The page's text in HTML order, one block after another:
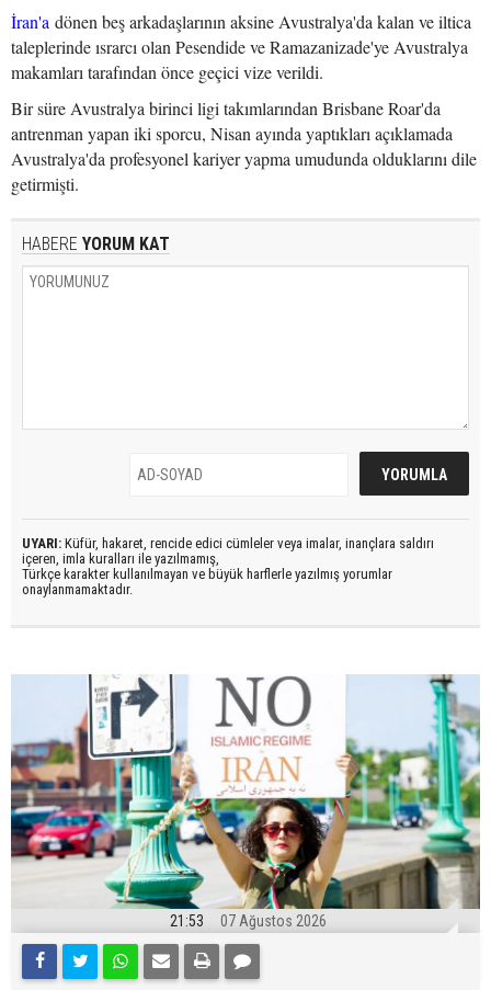
İran'a dönen beş arkadaşlarının aksine Avustralya'da kalan ve iltica
taleplerinde ısrarcı olan Pesendide ve Ramazanizade'ye Avustralya
makamları tarafından önce geçici vize verildi.
Bir süre Avustralya birinci ligi takımlarından Brisbane Roar'da
antrenman yapan iki sporcu, Nisan ayında yaptıkları açıklamada
Avustralya'da profesyonel kariyer yapma umudunda olduklarını dile
getirmişti.
HABERE YORUM KAT
UYARI: Küfür, hakaret, rencide edici cümleler veya imalar, inançlara saldırı
içeren, imla kuralları ile yazılmamış,
Türkçe karakter kullanılmayan ve büyük harflerle yazılmış yorumlar
onaylanmamaktadır.
21:53 07 Ağustos 2026